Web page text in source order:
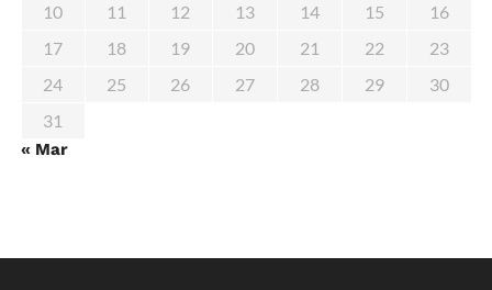
10
11 12 13 14 15
16
17
18 19 20 21 22
23
24
25 26 27 28 29
30
31
« Mar